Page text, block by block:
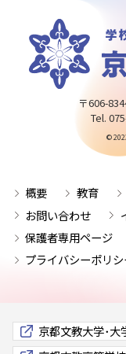
〒606-
Tel.
©
概要 教育
お問い合わせ
保護者専用ページ
プライバシーポリシ
京都文教大学･大